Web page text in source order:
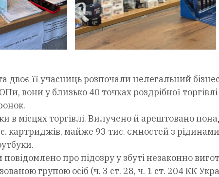
двоє її учасниць розпочали нелегальний
вони у близько 40 точках роздрібної
в місцях торгівлі. Вилучено й арештовано
картриджів, майже 93 тис. ємностей з
про підозру у збуті незаконно
групою осіб (ч. 3 ст. 28, ч. 1 ст. 204 КК